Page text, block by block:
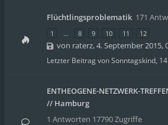
Flüchtlingsproblematik 171
1 … 8 9 10 11 12
von raterz,4. September 2015,
Letzter Beitrag vonSonntagskind,
ENTHEOGENE-NETZWERK-
// Hamburg
1 Antworten 17790 Zugriffe